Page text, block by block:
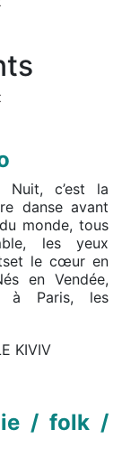
Nuit, c’est la
danse avant
monde, tous
les yeux
le cœur en
en Vendée,
à Paris, les
KIVIV
/ folk /